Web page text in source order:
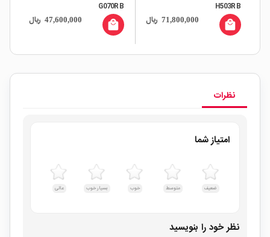
H503RB
71,800,000 ریال local_mall
G070RB
47,600,000 ریال local_mall
نظرات
امتیاز شما
ضعیف متوسط خوب بسیار خوب عالی
نظر خود را بنویسید